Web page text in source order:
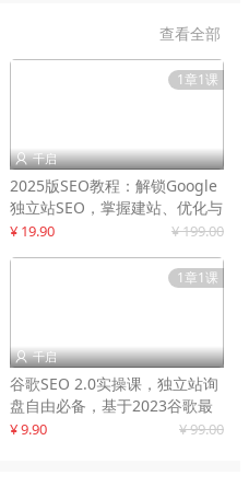
查看全部
1章1课
 千启
2025版SEO教程：解锁Google
独立站SEO，掌握建站、优化与
变现技巧
¥ 19.90 ¥ 199.00
1章1课
 千启
谷歌SEO 2.0实操课，独立站询
盘自由必备，基于2023谷歌最
新算法录制
¥ 9.90 ¥ 99.00